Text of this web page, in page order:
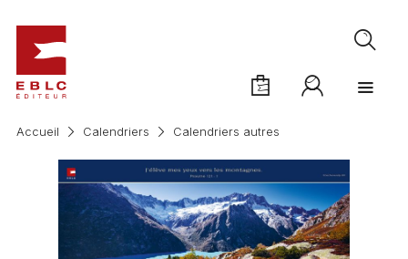
Accueil Calendriers Calendriers autres